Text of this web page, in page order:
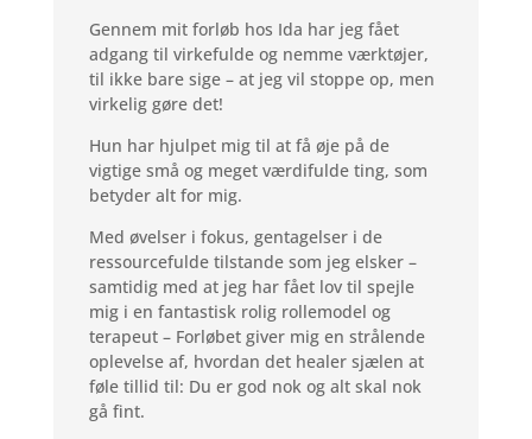
Gennem mit forløb hos Ida har jeg fået
adgang til virkefulde og nemme værktøjer,
til ikke bare sige – at jeg vil stoppe op, men
virkelig gøre det!
Hun har hjulpet mig til at få øje på de
vigtige små og meget værdifulde ting, som
betyder alt for mig.
Med øvelser i fokus, gentagelser i de
ressourcefulde tilstande som jeg elsker –
samtidig med at jeg har fået lov til spejle
mig i en fantastisk rolig rollemodel og
terapeut – Forløbet giver mig en strålende
oplevelse af, hvordan det healer sjælen at
føle tillid til: Du er god nok og alt skal nok
gå fint.